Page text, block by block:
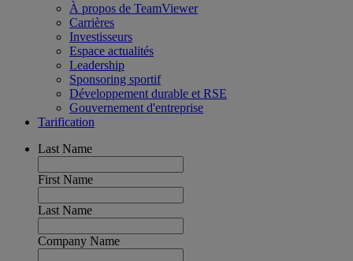
À propos de TeamViewer
Carrières
Investisseurs
Espace actualités
Leadership
Sponsoring sportif
Développement durable et RSE
Gouvernement d'entreprise
Tarification
Last Name
First Name
Last Name
Company Name